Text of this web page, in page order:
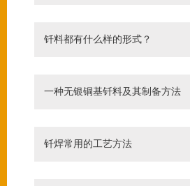
钎料都有什么样的形式？
一种无银铜基钎料及其制备方法
钎焊常用的工艺方法